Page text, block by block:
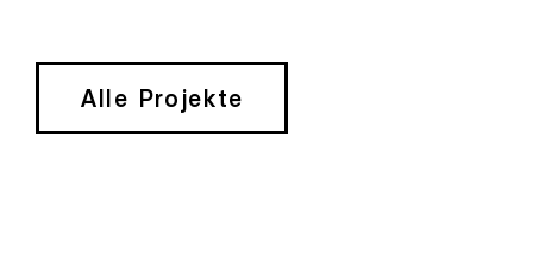
Alle Projekte